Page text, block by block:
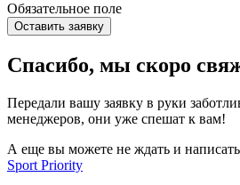
Обязательное поле
Оставить заявку
Спасибо, мы скоро
Передали вашу заявку в руки
менеджеров, они уже спешат к вам!
А еще вы можете не ждать и
Sport Priority